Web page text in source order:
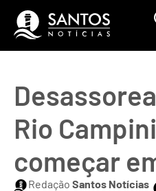
Rio
começar
Redação Santos Notícias